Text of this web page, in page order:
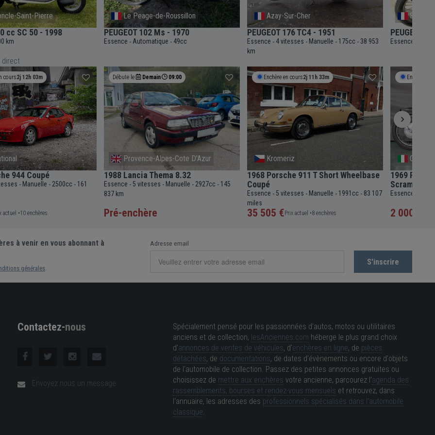
Saint-Pierre
cc SC 50 - 1998
km
Le Peage-de-Roussillon
PEUGEOT 102 Ms - 1970
Essence - Automatique - 49cc
Azay-Sur-Cher
PEUGEOT 176 TC4 - 1951
Essence - 4 vitesses - Manuelle - 175cc - 38 953
km
Saint-
PEUGEOT
Essence
direct
cours2j 12h 03m
944 Coupé
- Manuelle - 2500cc - 161
actuel •10 enchères
Débute le Demain 09:00
Provence-Alpes-Cote D'Azur
1988 Lancia Thema 8.32
Essence - 5 vitesses - Manuelle - 2927cc - 145
837 km
Pré-enchère
Enchère en cours2j 11h 33m
Kromeriz
1968 Porsche 911 T Short Wheelbase
Coupé
Essence - 5 vitesses - Manuelle - 1991cc - 83 107
miles
35 505 €Prix actuel •8 enchères
Enchère en
1969 Royal
Scrambler
Essence
2 000 €
à venir en vous abonnant à
générales
Adresse email
Contactez-nous
Envoyez nous un message
Spécialement pensé pour les passionnées d'autos, motos ou utilitaires
anciens et de collection, lesAnciennes.com héberge le plus grand choix
d'annonces de ventes de véhicules, d'enchères en ligne, de pièces
détachées, de documentations, de dates d'évènements ou encore d'objets
de l'automobile de collection. Passez des petites annonces gratuites ou
choisissez de mettre aux enchères votre ancienne, parcourez l'agenda des
rassemblements, bourses et rendez-vous mensuels et retrouvez, dans
l'annuaire, les adresses des professionnels spécialisés dans l'automobile
classique